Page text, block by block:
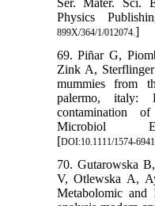
Ser. Mater. Sci.
Physics
899X/364/1/012074.]
69. Piñar G,
Zink A,
mummies from
palermo, italy:
contamination
Microbiol
[DOI:10.1111/1574-
70. Gutarowska
V, Otlewska A,
Metabolomic and